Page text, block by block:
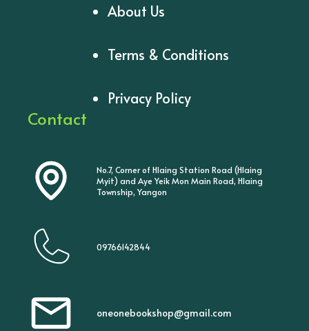
About Us
Terms & Conditions
Privacy Policy
Contact
No.7, Corner of Hlaing Station Road (Hlaing
Myit) and Aye Yeik Mon Main Road, Hlaing
Township, Yangon
09766142844
oneonebookshop@gmail.com